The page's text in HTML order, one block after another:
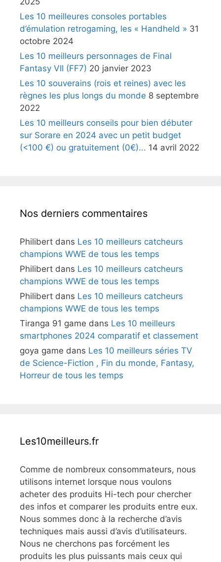
Les 10 meilleures consoles portables
d’émulation retrogaming, les « Handheld » 31
octobre 2024
Les 10 meilleurs personnages de Final
Fantasy VII (FF7) 20 janvier 2023
Les 10 souverains (rois et reines) avec les
règnes les plus longs du monde 8 septembre
2022
Les 10 meilleurs conseils pour bien débuter
sur Sorare en 2024 avec un petit budget
(<100 €) ou gratuitement (0€)... 14 avril 2022
Nos derniers commentaires
Philibert dans Les 10 meilleurs catcheurs
champions WWE de tous les temps
Philibert dans Les 10 meilleurs catcheurs
champions WWE de tous les temps
Philibert dans Les 10 meilleurs catcheurs
champions WWE de tous les temps
Tiranga 91 game dans Les 10 meilleurs
smartphones 2024 comparatif et classement
goya game dans Les 10 meilleurs séries TV
de Science-Fiction , Fin du monde, Fantasy,
Horreur de tous les temps
Les10meilleurs.fr
Comme de nombreux consommateurs, nous
utilisons internet lorsque nous voulons
acheter des produits Hi-tech pour chercher
des infos et comparer les produits entre eux.
Nous sommes donc à la recherche d’avis
techniques mais aussi d’avis d’utilisateurs.
Nous ne cherchons pas forcément les
produits les plus puissants mais ceux qui